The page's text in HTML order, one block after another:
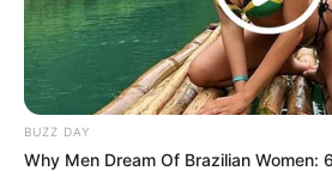
Kontroversi
Fakta Menarik
Ia sudah menyelesaikan pendidikannya
BUZZ DAY
Why Men Dream Of Brazilian Women: